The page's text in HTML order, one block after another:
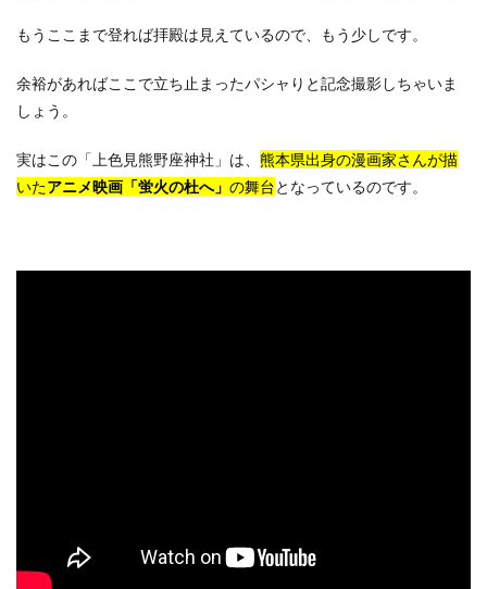
もうここまで登れば拝殿は見えているので、もう少しです。
余裕があればここで立ち止まったパシャりと記念撮影しちゃいま
しょう。
実はこの「上色見熊野座神社」は、 熊本県出身の漫画家さんが描
いたアニメ映画「蛍火の杜へ」 の舞台となっているのです。